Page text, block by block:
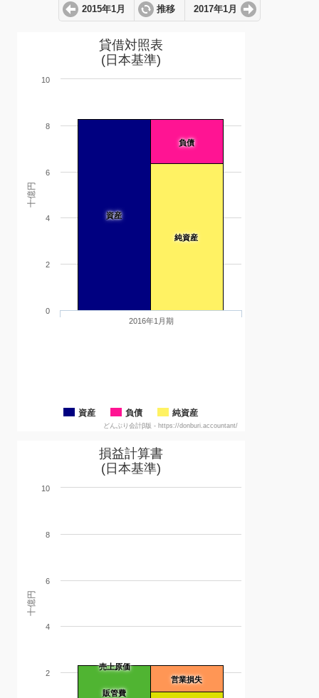
2015年1月 推移 2017年1月
十億円
貸借対照表
(日本基準)
資産
負債
純資産
資産 負債 純資産
2016年1月期
0
2
4
6
8
10
どんぶり会計β版 - https://donburi.accountant/
十億円
損益計算書
(日本基準)
売上原価
販管費
営業損失
2
4
6
8
10